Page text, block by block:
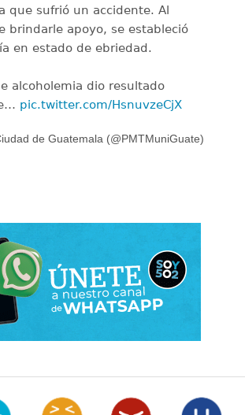
que sufrió un accidente. Al
brindarle apoyo, se estableció
en estado de ebriedad.
alcoholemia dio resultado
pic.twitter.com/HsnuvzeCjX
de Guatemala (@PMTMuniGuate)